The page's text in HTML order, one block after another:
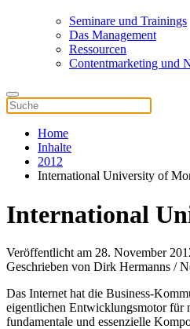
Seminare und Trainings
Das Management
Ressourcen
Contentmarketing und
Home
Inhalte
2012
International University of
International
Veröffentlicht am 28. November
Geschrieben von Dirk Hermanns /
Das Internet hat die Business-
eigentlichen Entwicklungsmotor für
fundamentale und essenzielle